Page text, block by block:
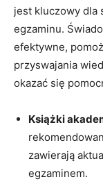
jest kluczowy dla
egzaminu.
efektywne,
przyswajania
okazać się
Książki
zawierają
egzaminem.